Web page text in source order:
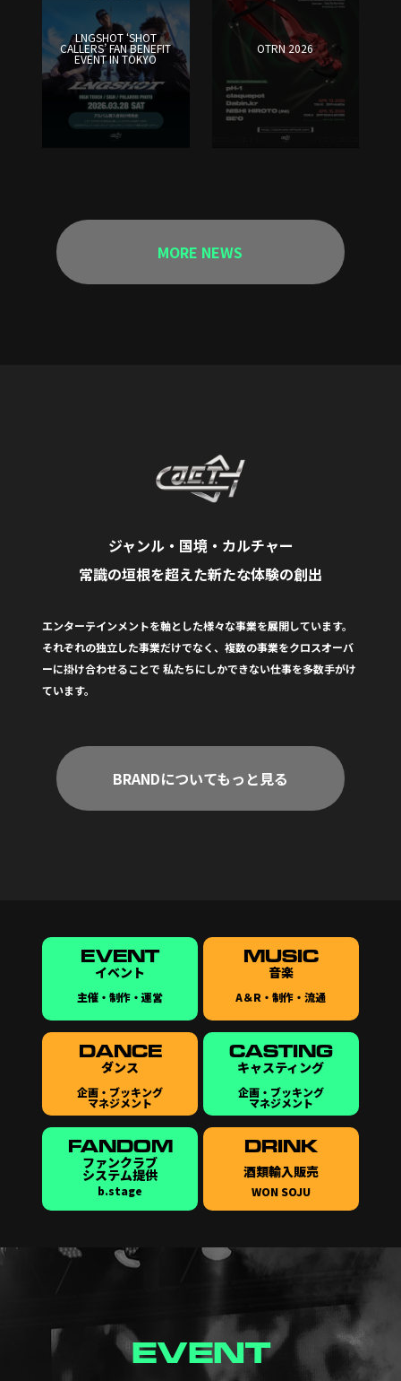
LNGSHOT ‘SHOT
CALLERS’ FAN BENEFIT
EVENT IN TOKYO
OTRN 2026
MORE NEWS
ジャンル・国境・カルチャー
常識の垣根を超えた新たな体験の創出
エンターテインメントを軸とした様々な事業を展開しています。
それぞれの独立した事業だけでなく、複数の事業をクロスオーバ
ーに掛け合わせることで 私たちにしかできない仕事を多数手がけ
ています。
BRANDについてもっと見る
EVENT
イベント
主催・制作・運営
MUSIC
音楽
A＆R・制作・流通
DANCE
ダンス
企画・ブッキング
マネジメント
CASTING
キャスティング
企画・ブッキング
マネジメント
FANDOM
ファンクラブ
システム提供
b.stage
DRINK
酒類輸入販売
WON SOJU
EVENT